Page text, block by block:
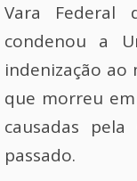
Vara Federal
condenou a
indenização ao
que morreu
causadas
passado.